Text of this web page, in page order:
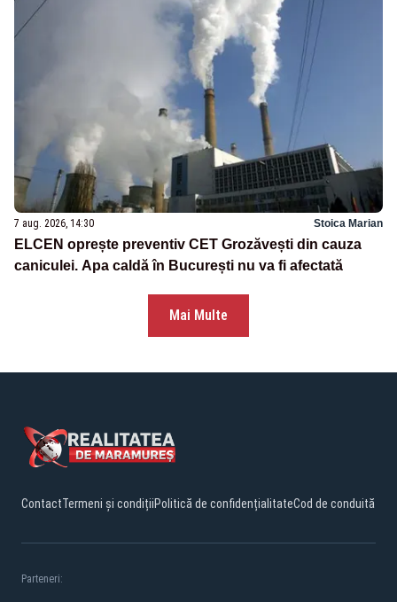
7 aug. 2026, 14:30 Stoica Marian
ELCEN oprește preventiv CET Grozăvești din cauza
caniculei. Apa caldă în București nu va fi afectată
Mai Multe
ContactTermeni și condițiiPolitică de confidențialitateCod de conduită
Parteneri: